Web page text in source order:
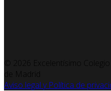
© 2026 Excelentísimo
de Madrid
Aviso legal y Política de